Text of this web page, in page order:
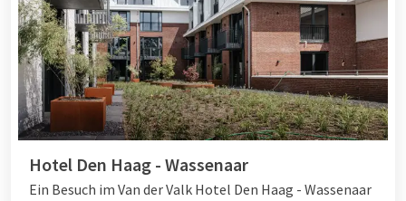
Hotel Den Haag - Wassenaar
Ein Besuch im Van der Valk Hotel Den Haag - Wassenaar